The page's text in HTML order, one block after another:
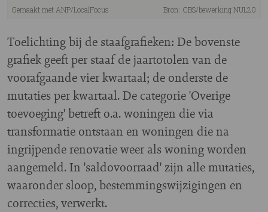
Toelichting bij de staafgrafieken: De bovenste
grafiek geeft per staaf de jaartotolen van de
voorafgaande vier kwartaal; de onderste de
mutaties per kwartaal. De categorie 'Overige
toevoeging' betreft o.a. woningen die via
transformatie ontstaan en woningen die na
ingrijpende renovatie weer als woning worden
aangemeld. In 'saldovoorraad' zijn alle mutaties,
waaronder sloop, bestemmingswijzigingen en
correcties, verwerkt.